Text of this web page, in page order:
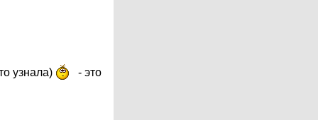
узнала)
- это